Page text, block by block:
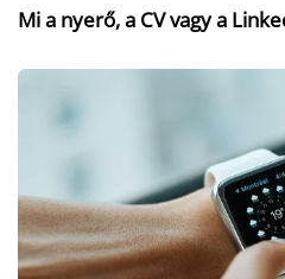
Mi a nyerő, a CV vagy a